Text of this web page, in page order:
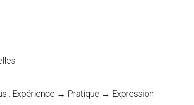
: Expérience → Pratique → Expression